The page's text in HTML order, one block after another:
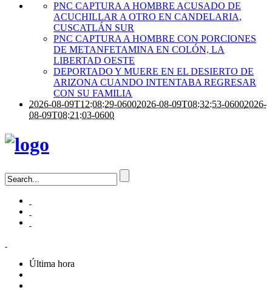
PNC CAPTURA A HOMBRE ACUSADO DE
ACUCHILLAR A OTRO EN CANDELARIA,
CUSCATLÁN SUR
PNC CAPTURA A HOMBRE CON PORCIONES
DE METANFETAMINA EN COLÓN, LA
LIBERTAD OESTE
DEPORTADO Y MUERE EN EL DESIERTO DE
ARIZONA CUANDO INTENTABA REGRESAR
CON SU FAMILIA
2026-08-09T12:08:29-06002026-08-09T08:32:53-06002026-
08-09T08:21:03-0600
Última hora